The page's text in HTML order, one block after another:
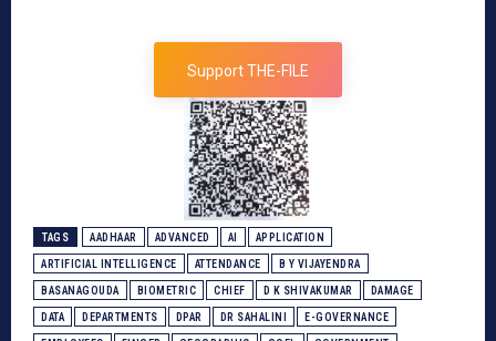
Support THE-FILE
TAGS AADHAAR ADVANCED AI APPLICATION
ARTIFICIAL INTELLIGENCE ATTENDANCE B Y VIJAYENDRA
BASANAGOUDA BIOMETRIC CHIEF D K SHIVAKUMAR DAMAGE
DATA DEPARTMENTS DPAR DR SAHALINI E-GOVERNANCE